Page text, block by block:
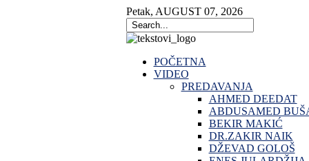
Petak, AUGUST 07, 2026
POČETNA
VIDEO
PREDAVANJA
AHMED DEEDAT
ABDUSAMED
BEKIR MAKIĆ
DR.ZAKIR NAIK
DŽEVAD GOLOŠ